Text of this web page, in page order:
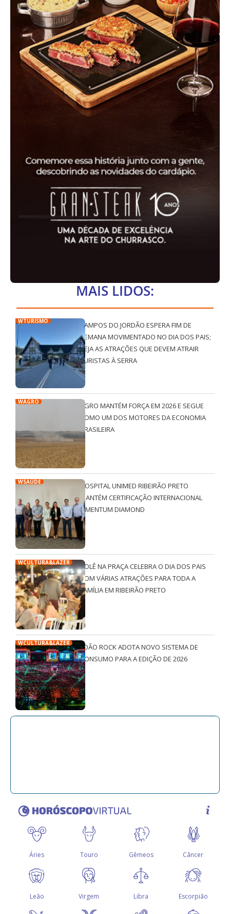
MAIS LIDOS:
WTURISMO
CAMPOS DO JORDÃO ESPERA FIM DE
SEMANA MOVIMENTADO NO DIA DOS PAIS;
VEJA AS ATRAÇÕES QUE DEVEM ATRAIR
TURISTAS À SERRA
WAGRO
AGRO MANTÉM FORÇA EM 2026 E SEGUE
COMO UM DOS MOTORES DA ECONOMIA
BRASILEIRA
WSAÚDE
HOSPITAL UNIMED RIBEIRÃO PRETO
MANTÉM CERTIFICAÇÃO INTERNACIONAL
QMENTUM DIAMOND
WCULTURA&LAZER
ROLÊ NA PRAÇA CELEBRA O DIA DOS PAIS
COM VÁRIAS ATRAÇÕES PARA TODA A
FAMÍLIA EM RIBEIRÃO PRETO
WCULTURA&LAZER
JOÃO ROCK ADOTA NOVO SISTEMA DE
CONSUMO PARA A EDIÇÃO DE 2026